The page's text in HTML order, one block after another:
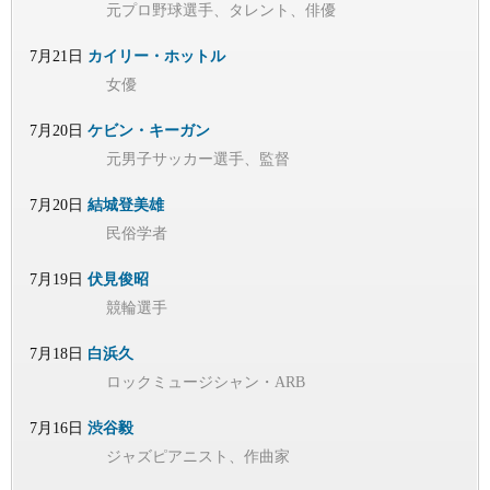
元プロ野球選手、タレント、俳優
7月21日 カイリー・ホットル
女優
7月20日 ケビン・キーガン
元男子サッカー選手、監督
7月20日 結城登美雄
民俗学者
7月19日 伏見俊昭
競輪選手
7月18日 白浜久
ロックミュージシャン・ARB
7月16日 渋谷毅
ジャズピアニスト、作曲家